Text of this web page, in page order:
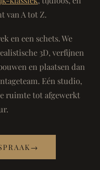
van A tot Z.
en een schets. We
3D, verfijnen
en plaatsen dan
Eén studio,
ruimte tot afgewerkt
→